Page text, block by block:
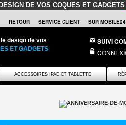
DE VOS COQUES ET GADGETS
RETOUR SERVICE CLIENT SUR MOBILE24
design de vos
ET GADGETS
SUIVI
ACCESSOIRES IPAD ET TABLETTE